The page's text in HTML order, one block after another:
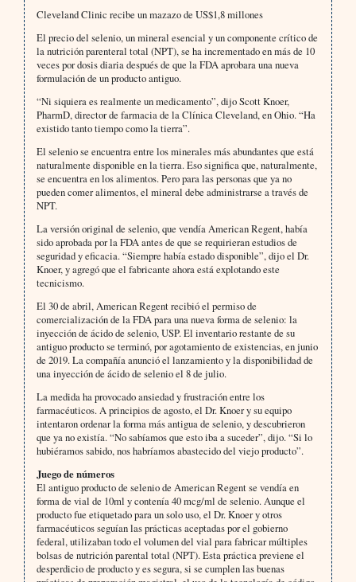
Cleveland Clinic recibe un mazazo de US$1,8 millones
El precio del selenio, un mineral esencial y un componente crítico de
la nutrición parenteral total (NPT), se ha incrementado en más de 10
veces por dosis diaria después de que la FDA aprobara una nueva
formulación de un producto antiguo.
“Ni siquiera es realmente un medicamento”, dijo Scott Knoer,
PharmD, director de farmacia de la Clínica Cleveland, en Ohio. “Ha
existido tanto tiempo como la tierra”.
El selenio se encuentra entre los minerales más abundantes que está
naturalmente disponible en la tierra. Eso significa que, naturalmente,
se encuentra en los alimentos. Pero para las personas que ya no
pueden comer alimentos, el mineral debe administrarse a través de
NPT.
La versión original de selenio, que vendía American Regent, había
sido aprobada por la FDA antes de que se requirieran estudios de
seguridad y eficacia. “Siempre había estado disponible”, dijo el Dr.
Knoer, y agregó que el fabricante ahora está explotando este
tecnicismo.
El 30 de abril, American Regent recibió el permiso de
comercialización de la FDA para una nueva forma de selenio: la
inyección de ácido de selenio, USP. El inventario restante de su
antiguo producto se terminó, por agotamiento de existencias, en junio
de 2019. La compañía anunció el lanzamiento y la disponibilidad de
una inyección de ácido de selenio el 8 de julio.
La medida ha provocado ansiedad y frustración entre los
farmacéuticos. A principios de agosto, el Dr. Knoer y su equipo
intentaron ordenar la forma más antigua de selenio, y descubrieron
que ya no existía. “No sabíamos que esto iba a suceder”, dijo. “Si lo
hubiéramos sabido, nos habríamos abastecido del viejo producto”.
Juego de números
El antiguo producto de selenio de American Regent se vendía en
forma de vial de 10ml y contenía 40 mcg/ml de selenio. Aunque el
producto fue etiquetado para un solo uso, el Dr. Knoer y otros
farmacéuticos seguían las prácticas aceptadas por el gobierno
federal, utilizaban todo el volumen del vial para fabricar múltiples
bolsas de nutrición parental total (NPT). Esta práctica previene el
desperdicio de producto y es segura, si se cumplen las buenas